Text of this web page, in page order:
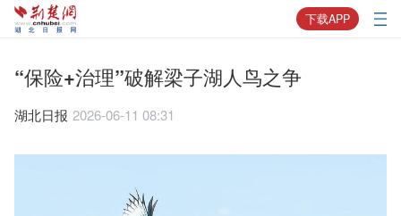
下载APP
“保险+治理”破解梁子湖人鸟之争
湖北日报 2026-06-11 08:31